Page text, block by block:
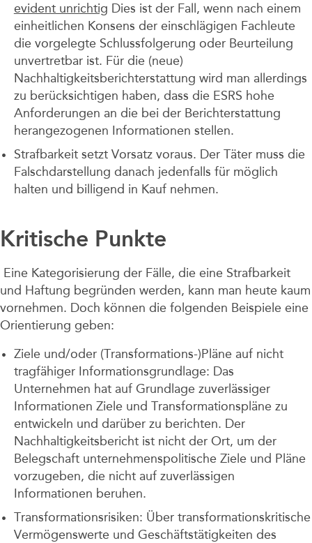
evident unrichtig Dies ist der Fall, wenn nach einem
einheitlichen Konsens der einschlägigen Fachleute
die vorgelegte Schlussfolgerung oder Beurteilung
unvertretbar ist. Für die (neue)
Nachhaltigkeitsberichterstattung wird man allerdings
zu berücksichtigen haben, dass die ESRS hohe
Anforderungen an die bei der Berichterstattung
herangezogenen Informationen stellen.
Strafbarkeit setzt Vorsatz voraus. Der Täter muss die
Falschdarstellung danach jedenfalls für möglich
halten und billigend in Kauf nehmen.
Kritische Punkte
Eine Kategorisierung der Fälle, die eine Strafbarkeit
und Haftung begründen werden, kann man heute kaum
vornehmen. Doch können die folgenden Beispiele eine
Orientierung geben:
Ziele und/oder (Transformations-)Pläne auf nicht
tragfähiger Informationsgrundlage: Das
Unternehmen hat auf Grundlage zuverlässiger
Informationen Ziele und Transformationspläne zu
entwickeln und darüber zu berichten. Der
Nachhaltigkeitsbericht ist nicht der Ort, um der
Belegschaft unternehmenspolitische Ziele und Pläne
vorzugeben, die nicht auf zuverlässigen
Informationen beruhen.
Transformationsrisiken: Über transformationskritische
Vermögenswerte und Geschäftstätigkeiten des